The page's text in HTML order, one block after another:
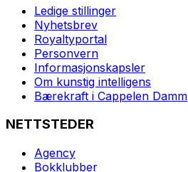
Ledige stillinger
Nyhetsbrev
Royaltyportal
Personvern
Informasjonskapsler
Om kunstig intelligens
Bærekraft i Cappelen Damm
NETTSTEDER
Agency
Bokklubber